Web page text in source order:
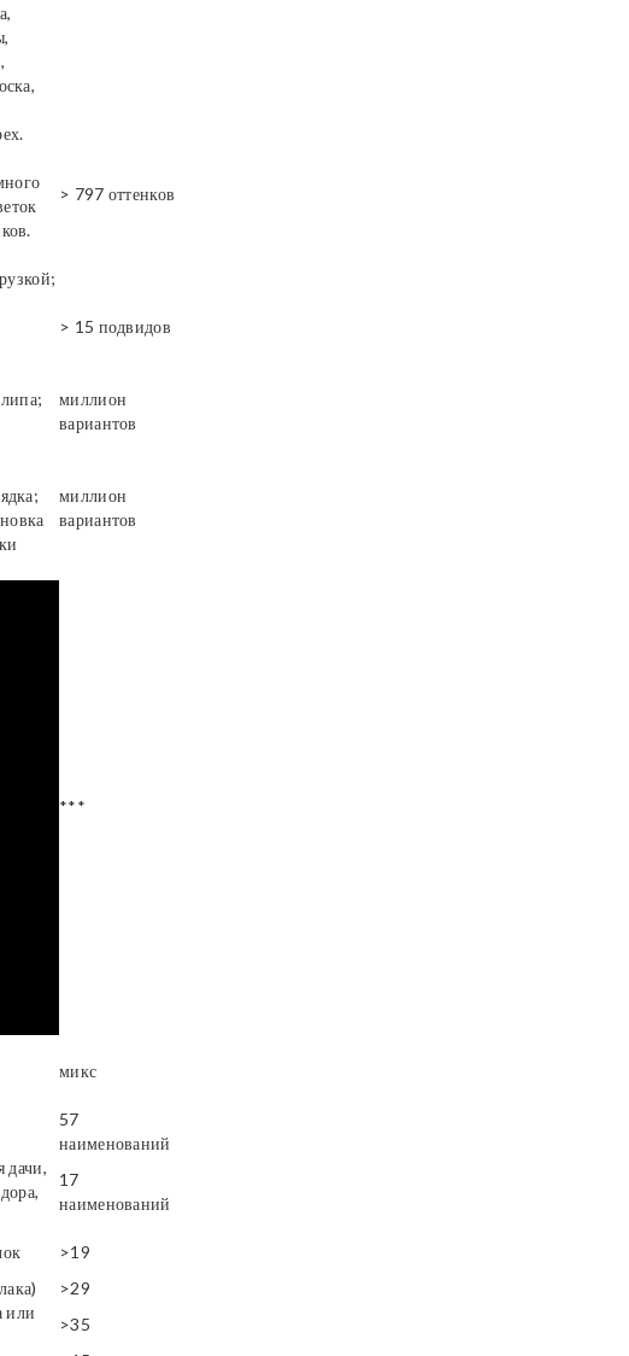
> 797 оттенков
> 15 подвидов
миллион
вариантов
миллион
вариантов
***
микс
57
наименований
дачи,
17
наименований
>19
>29
или
>35